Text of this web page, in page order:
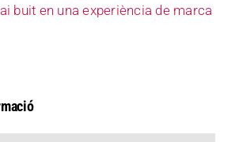
buit en una experiència de marca